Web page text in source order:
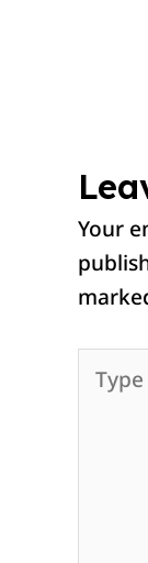
Your
here..